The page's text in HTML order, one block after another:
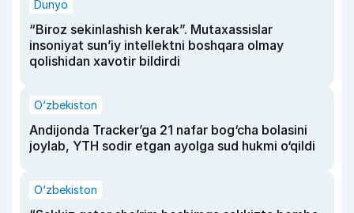
Dunyo
“Biroz sekinlashish kerak”. Mutaxassislar
insoniyat sun’iy intellektni boshqara olmay
qolishidan xavotir bildirdi
O‘zbekiston
Andijonda Tracker’ga 21 nafar bog‘cha bolasini
joylab, YTH sodir etgan ayolga sud hukmi o‘qildi
O‘zbekiston